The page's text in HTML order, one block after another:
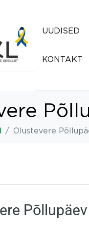
UUDISED
KONTAKT
Olustevere
Põllupäev